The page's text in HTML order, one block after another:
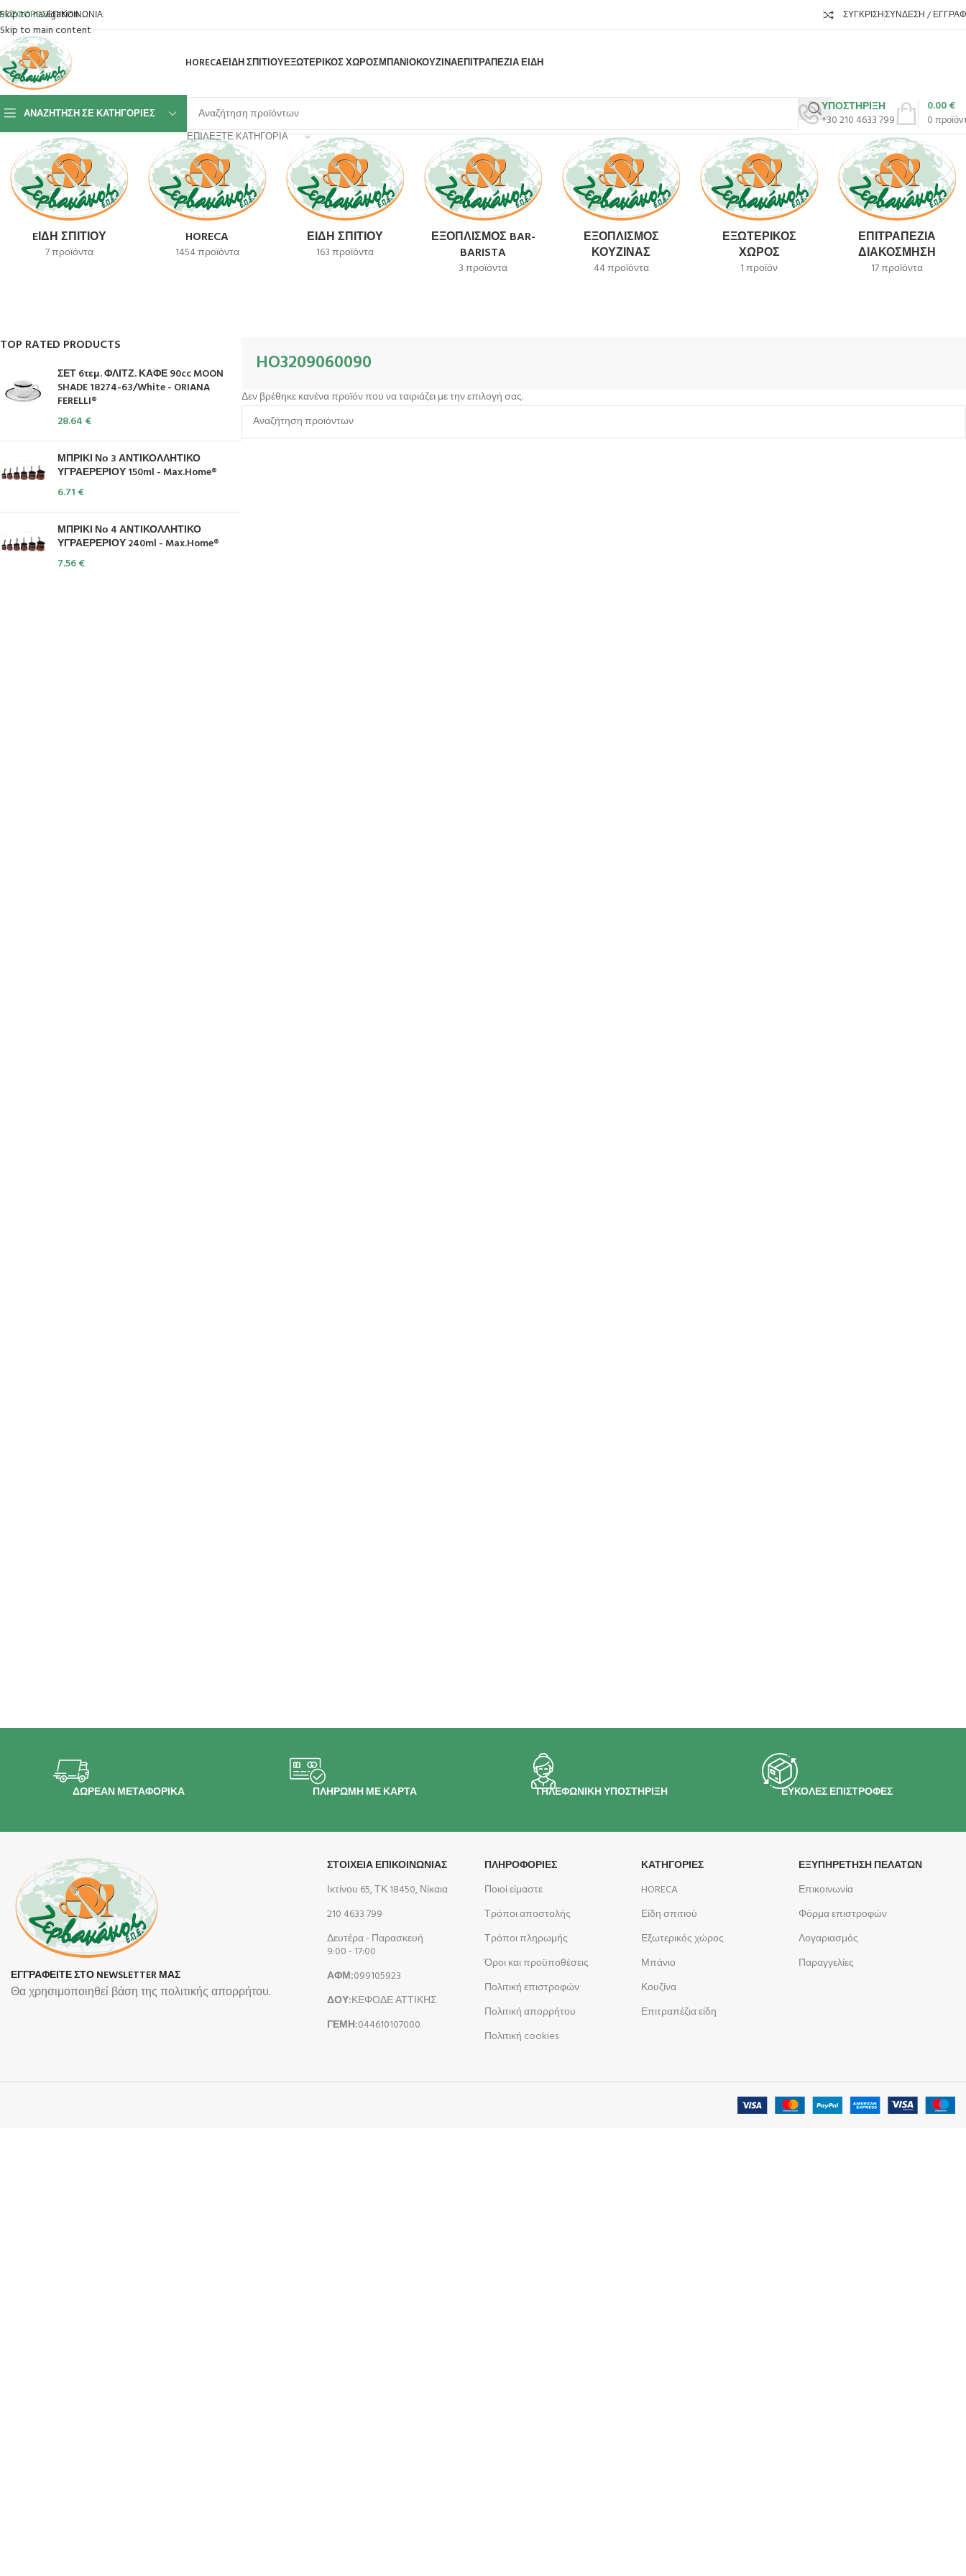
Skip to navigation
Skip to main content
ΕΠΙΚΟΙΝΩΝΙΑ ΣΎΓΚΡΙΣΗΣΎΝΔΕΣΗ /
HORECAΕΙΔΗ ΣΠΙΤΙΟΥΕΞΩΤΕΡΙΚΟΣ ΧΩΡΟΣΜΠΆΝΙΟΚΟΥΖΊΝΑΕΠΙΤΡΑΠΈΖΙΑ ΕΊΔΗ
ΑΝΑΖΉΤΗΣΗ ΣΕ ΚΑΤΗΓΟΡΊΕΣ
ΕΠΙΛΈΞΤΕ ΚΑΤΗΓΟΡΊΑ
ΥΠΟΣΤΗΡΙΞΗ
+30 210 4633 799
0
0.00€
HO3209060090
EΊΔΗ ΣΠΙΤΙΟΎ
7 προϊόντα
HORECA
1454 προϊόντα
ΕΊΔΗ ΣΠΙΤΙΟΎ
163 προϊόντα
ΕΞΟΠΛΙΣΜΌΣ BAR-
BARISTA
3 προϊόντα
ΕΞΟΠΛΙΣΜΌΣ
ΚΟΥΖΊΝΑΣ
44 προϊόντα
ΕΞΩΤΕΡΙΚΌΣ
ΧΏΡΟΣ
1 προϊόν
ΕΠΙΤΡΑΠΈΖΙΑ
ΔΙΑΚΌΣΜΗΣΗ
17 προϊόντα
TOP RATED PRODUCTS
ΣΕΤ 6τεμ. ΦΛΙΤΖ. ΚΑΦΕ 90cc MOON
SHADE 18274-63/White - ORIANA
FERELLI®
28.64 €
ΜΠΡΙΚΙ Νο 3 ΑΝΤΙΚΟΛΛΗΤΙΚΟ
ΥΓΡΑΕΡΕΡΙΟΥ 150ml - Max.Home®
6.71 €
ΜΠΡΙΚΙ Νο 4 ΑΝΤΙΚΟΛΛΗΤΙΚΟ
ΥΓΡΑΕΡΕΡΙΟΥ 240ml - Max.Home®
7.56€
HO3209060090
Δεν βρέθηκε κανένα προϊόν που να ταιριάζει με την επιλογή σας.
ΔΩΡΕΑΝ ΜΕΤΑΦΟΡΙΚΑ ΠΛΗΡΩΜΗ ΜΕ ΚΑΡΤΑ ΤΗΛΕΦΩΝΙΚΗ ΥΠΟΣΤΗΡΙΞΗ ΕΥΚΟΛΕΣ ΕΠΙΣΤΡΟΦΕΣ
ΕΓΓΡΑΦΕΙΤΕ ΣΤΟ NEWSLETTER ΜΑΣ
Θα χρησιμοποιηθεί βάση της πολιτικής απορρήτου.
ΣΤΟΙΧΕΙΑ ΕΠΙΚΟΙΝΩΝΙΑΣ
Ικτίνου 65, ΤΚ 18450, Νίκαια
210 4633 799
Δευτέρα - Παρασκευή
9:00 - 17:00
ΑΦΜ:099105923
ΔΟΥ:ΚΕΦΟΔΕ ΑΤΤΙΚΗΣ
ΓΕΜΗ:044610107000
ΠΛΗΡΟΦΟΡΊΕΣ
Ποιοί είμαστε
Τρόποι αποστολής
Τρόποι πληρωμής
Όροι και προϋποθέσεις
Πολιτική επιστροφών
Πολιτική απορρήτου
Πολιτική cookies
ΚΑΤΗΓΟΡΙΕΣ
HORECA
Είδη σπιτιού
Εξωτερικός χώρος
Μπάνιο
Κουζίνα
Επιτραπέζια είδη
ΕΞΥΠΗΡΕΤΗΣΗ ΠΕΛΑΤΩΝ
Επικοινωνία
Φόρμα επιστροφών
Λογαριασμός
Παραγγελίες